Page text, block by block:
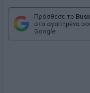
Πρόσθεσε το
στα αγαπημένα
Google